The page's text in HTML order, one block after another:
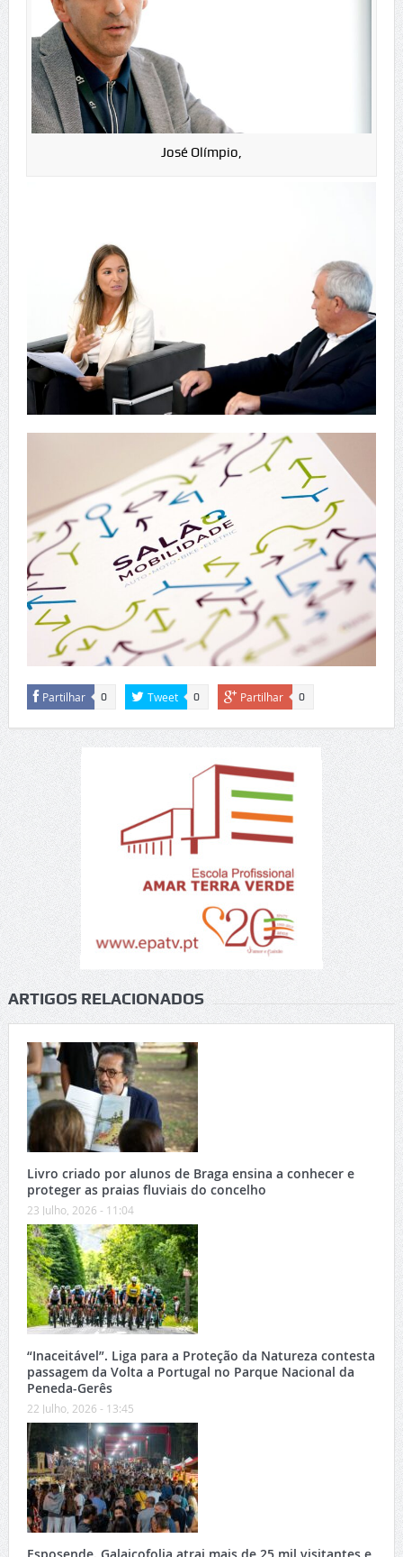
José Olímpio,
Partilhar 0 Tweet 0 Partilhar 0
ARTIGOS RELACIONADOS
Livro criado por alunos de Braga ensina a conhecer e
proteger as praias fluviais do concelho
23 Julho, 2026 - 11:04
“Inaceitável”. Liga para a Proteção da Natureza contesta
passagem da Volta a Portugal no Parque Nacional da
Peneda-Gerês
22 Julho, 2026 - 13:45
Esposende. Galaicofolia atrai mais de 25 mil visitantes e